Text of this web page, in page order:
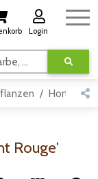
Login
Suchen nach Kategorie, Name, Stichwort, Farbe, usw.
Hortensien
Rouge'